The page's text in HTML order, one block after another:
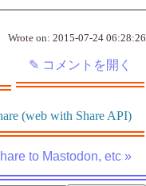
Wrote on: 2015-07-24 06:28:26
(web with Share API)
to Mastodon, etc »